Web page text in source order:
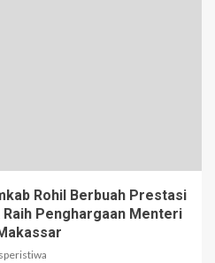
Rohil Berbuah Prestasi
Raih Penghargaan Menteri